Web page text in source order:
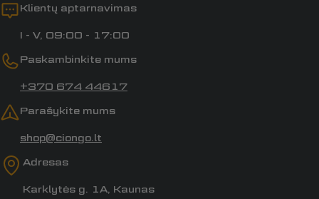
Klientų aptarnavimas
I - V, 09:00 - 17:00
Paskambinkite mums
+370 674 44617
Parašykite mums
shop@ciongo.lt
Adresas
Karklytės g. 1A, Kaunas